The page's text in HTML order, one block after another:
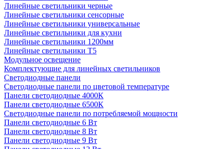
Линейные светильники черные
Линейные светильники сенсорные
Линейные светильники универсальные
Линейные светильники для кухни
Линейные светильники 1200мм
Линейные светильники Т5
Модульное освещение
Комплектующие для линейных светильников
Светодиодные панели
Светодиодные панели по цветовой температуре
Панели светодиодные 4000К
Панели светодиодные 6500К
Светодиодные панели по потребляемой мощности
Панели светодиодные 6 Вт
Панели светодиодные 8 Вт
Панели светодиодные 9 Вт